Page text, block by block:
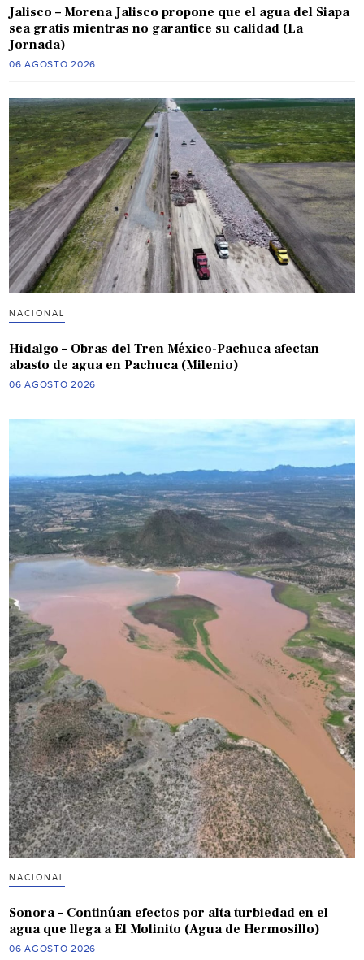
Jalisco – Morena Jalisco propone que el agua del Siapa
sea gratis mientras no garantice su calidad (La
Jornada)
06 AGOSTO 2026
NACIONAL
Hidalgo – Obras del Tren México-Pachuca afectan
abasto de agua en Pachuca (Milenio)
06 AGOSTO 2026
NACIONAL
Sonora – Continúan efectos por alta turbiedad en el
agua que llega a El Molinito (Agua de Hermosillo)
06 AGOSTO 2026